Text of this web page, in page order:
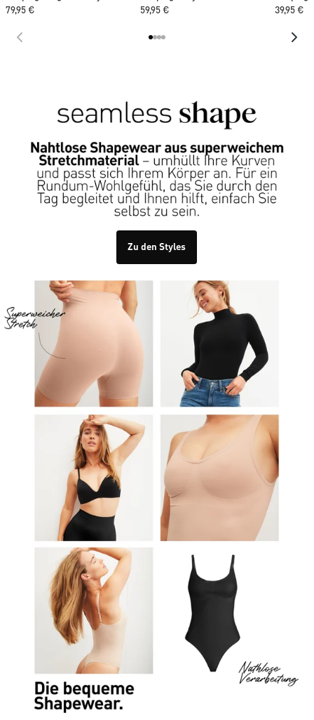
79,95 €
59,95 €
39,95 €
Zu den Styles